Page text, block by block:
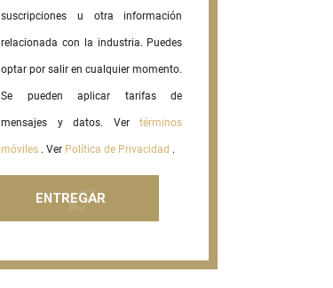
suscripciones u otra información
relacionada con la industria. Puedes
optar por salir en cualquier momento.
Se pueden aplicar tarifas de
mensajes y datos. Vertérminos
móviles . Ver Política de Privacidad .